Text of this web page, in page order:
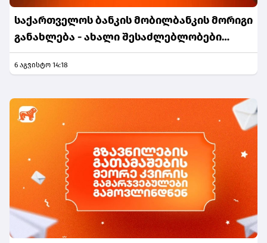
საქართველოს ბანკის მობილბანკის მორიგი
განახლება - ახალი შესაძლებლობები
მომხმარებლებისთვის
6 აგვისტო 14:18